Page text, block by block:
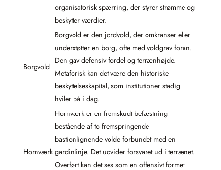
organisatorisk spærring, der styrer strømme og
beskytter værdier.
Borgvold
Borgvold er den jordvold, der omkranser eller
understøtter en borg, ofte med voldgrav foran.
Den gav defensiv fordel og terrænhøjde.
Metaforisk kan det være den historiske
beskyttelseskapital, som institutioner stadig
hviler på i dag.
Hornværk
Hornværk er en fremskudt befæstning
bestående af to fremspringende
bastionlignende volde forbundet med en
gardinlinje. Det udvider forsvaret ud i terrænet.
Overført kan det ses som en offensivt formet